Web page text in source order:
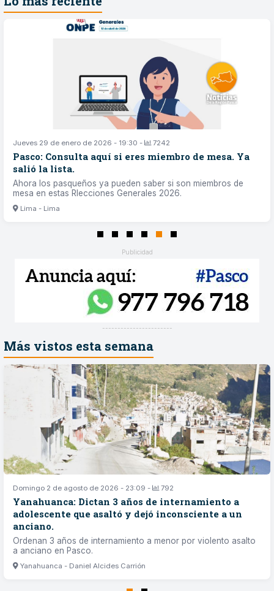
Jueves 29 de enero de 2026 - 19:30 - 7242
Pasco: Consulta aquí si eres miembro de mesa. Ya
salió la lista.
Ahora los pasqueños ya pueden saber si son miembros de
mesa en estas Rlecciones Generales 2026.
Lima - Lima
Publicidad
-----------------------
Más vistos esta semana
Domingo 2 de agosto de 2026 - 23:09 - 792
Yanahuanca: Dictan 3 años de internamiento a
adolescente que asaltó y dejó inconsciente a un
anciano.
Ordenan 3 años de internamiento a menor por violento asalto
a anciano en Pasco.
Yanahuanca - Daniel Alcides Carrión